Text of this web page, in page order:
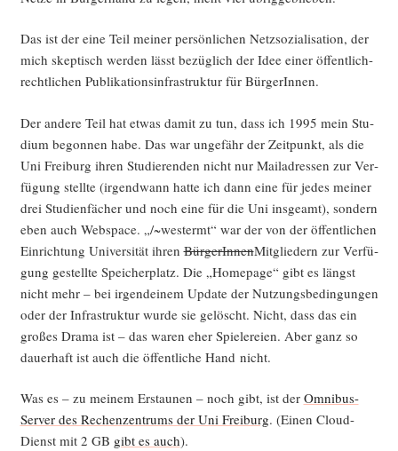
Das ist der eine Teil mei­ner per­sön­li­chen Netz­so­zia­li­sa­ti­on, der
mich skep­tisch wer­den lässt bezüg­lich der Idee einer öffent­lich-
recht­li­chen Publi­ka­ti­ons­in­fra­struk­tur für BürgerInnen.
Der ande­re Teil hat etwas damit zu tun, dass ich 1995 mein Stu­
di­um begon­nen habe. Das war unge­fähr der Zeit­punkt, als die
Uni Frei­burg ihren Stu­die­ren­den nicht nur Mail­adres­sen zur Ver­
fü­gung stell­te (irgend­wann hat­te ich dann eine für jedes mei­ner
drei Stu­di­en­fä­cher und noch eine für die Uni ins­ge­amt), son­dern
eben auch Web­space. „/~westermt“ war der von der öffent­li­chen
Ein­rich­tung Uni­ver­si­tät ihrenBür­ge­rIn­nenMit­glie­dern zur Ver­fü­
gung gestell­te Spei­cher­platz. Die „Home­page“ gibt es längst
nicht mehr – bei irgend­ei­nem Update der Nut­zungs­be­din­gun­gen
oder der Infra­struk­tur wur­de sie gelöscht. Nicht, dass das ein
gro­ßes Dra­ma ist – das waren eher Spie­le­rei­en. Aber ganz so
dau­er­haft ist auch die öffent­li­che Hand nicht.
Was es – zu mei­nem Erstau­nen – noch gibt, ist der Omni­bus-
Ser­ver des Rechen­zen­trums der Uni Frei­burg. (Einen Cloud-
Dienst mit 2 GB gibt es auch).